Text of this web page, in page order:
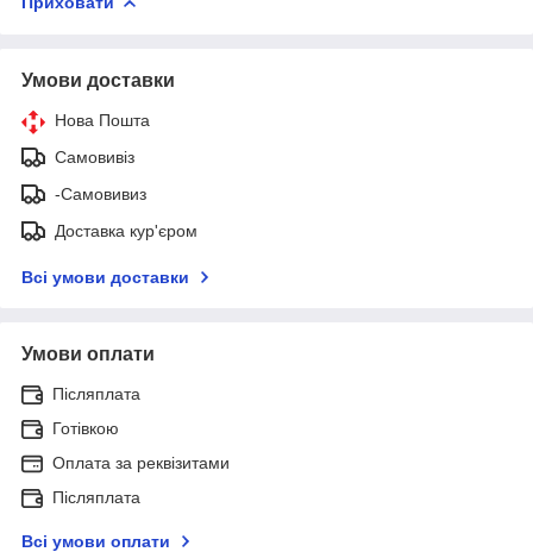
Умови доставки
Нова Пошта
Самовивіз
-Самовивиз
Доставка кур'єром
Всі умови доставки
Умови оплати
Післяплата
Готівкою
Оплата за реквізитами
Післяплата
Всі умови оплати